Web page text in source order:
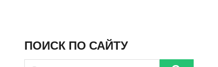
ПОИСК ПО САЙТУ